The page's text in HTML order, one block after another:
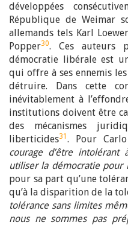
développées
République de Weimar
allemands tels Karl
Popper30. Ces auteurs
démocratie libérale est
qui offre à ses ennemis
détruire. Dans cette
inévitablement à
institutions doivent être
des mécanismes
liberticides31 . Pour
courage d’être
utiliser la démocratie pour
pour sa part qu’une
qu’à la disparition de la
tolérance sans limites
nous ne sommes pas